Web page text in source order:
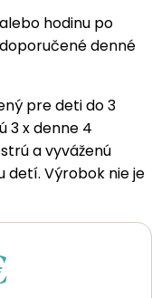
hodinu po
denné
pre deti do 3
3 x denne 4
a vyváženú
detí. Výrobok nie je